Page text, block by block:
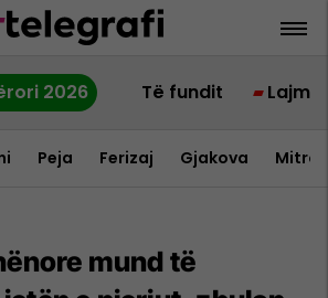
2026 Të fundit Lajme
Peja Ferizaj Gjakova
mund të